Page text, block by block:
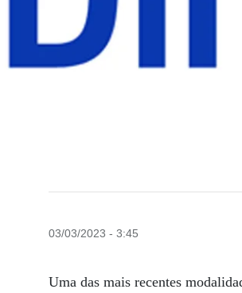
03/03/2023 - 3:45
Uma das mais recentes